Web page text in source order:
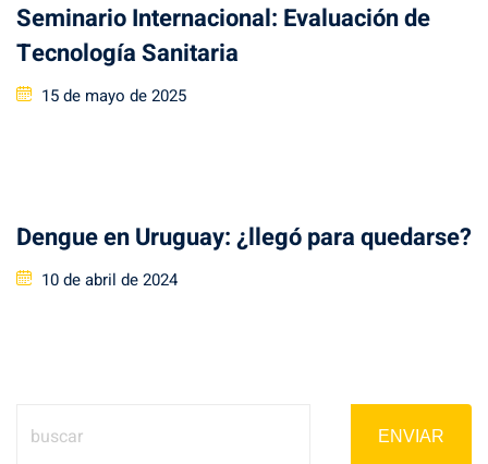
Seminario Internacional: Evaluación de
Tecnología Sanitaria
Posted
15 de mayo de 2025
Dengue en Uruguay: ¿llegó para quedarse?
Posted
10 de abril de 2024
ENVIAR